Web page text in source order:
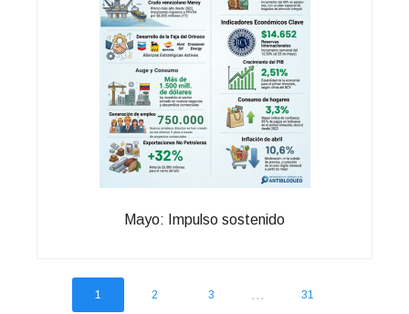
Mayo: Impulso sostenido
1 2 3 ... 31